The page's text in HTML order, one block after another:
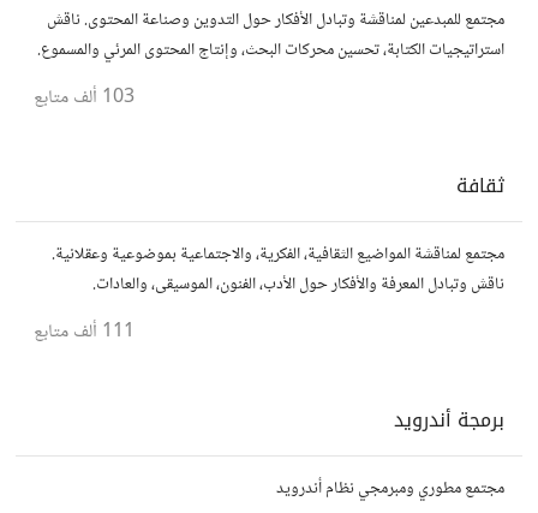
مجتمع للمبدعين لمناقشة وتبادل الأفكار حول التدوين وصناعة المحتوى. ناقش
استراتيجيات الكتابة، تحسين محركات البحث، وإنتاج المحتوى المرئي والمسموع.
103 ألف متابع
ثقافة
مجتمع لمناقشة المواضيع الثقافية، الفكرية، والاجتماعية بموضوعية وعقلانية.
ناقش وتبادل المعرفة والأفكار حول الأدب، الفنون، الموسيقى، والعادات.
111 ألف متابع
برمجة أندرويد
مجتمع مطوري ومبرمجي نظام أندرويد